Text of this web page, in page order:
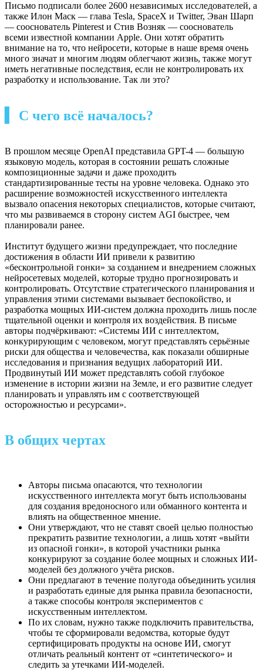
Письмо подписали более 2600 независимых исследователей, а
также Илон Маск — глава Tesla, SpaceX и Twitter, Эван Шарп
— сооснователь Pinterest и Стив Возняк — сооснователь
всеми известной компании Apple. Они хотят обратить
внимание на то, что нейросети, которые в наше время очень
много значат и многим людям облегчают жизнь, также могут
иметь негативные последствия, если не контролировать их
разработку и использование. Так ли это?
▍ С чего всё началось?
В прошлом месяце OpenAI представила GPT-4 — большую
языковую модель, которая в состоянии решать сложные
композиционные задачи и даже проходить
стандартизированные тесты на уровне человека. Однако это
расширение возможностей искусственного интеллекта
вызвало опасения некоторых специалистов, которые считают,
что мы развиваемся в сторону систем AGI быстрее, чем
планировали ранее.
Институт будущего жизни предупреждает, что последние
достижения в области ИИ привели к развитию
«бесконтрольной гонки» за созданием и внедрением сложных
нейросетевых моделей, которые трудно прогнозировать и
контролировать. Отсутствие стратегического планирования и
управления этими системами вызывает беспокойство, и
разработка мощных ИИ-систем должна проходить лишь после
тщательной оценки и контроля их воздействия. В письме
авторы подчёркивают: «Системы ИИ с интеллектом,
конкурирующим с человеком, могут представлять серьёзные
риски для общества и человечества, как показали обширные
исследования и признания ведущих лабораторий ИИ.
Продвинутый ИИ может представлять собой глубокое
изменение в истории жизни на Земле, и его развитие следует
планировать и управлять им с соответствующей
осторожностью и ресурсами».
В общих чертах
Авторы письма опасаются, что технологии
искусственного интеллекта могут быть использованы
для создания вредоносного или обманного контента и
влиять на общественное мнение.
Они утверждают, что не ставят своей целью полностью
прекратить развитие технологии, а лишь хотят «выйти
из опасной гонки», в которой участники рынка
конкурируют за создание более мощных и сложных ИИ-
моделей без должного учёта рисков.
Они предлагают в течение полугода объединить усилия
и разработать единые для рынка правила безопасности,
а также способы контроля экспериментов с
искусственным интеллектом.
По их словам, нужно также подключить правительства,
чтобы те сформировали ведомства, которые будут
сертифицировать продукты на основе ИИ, смогут
отличать реальный контент от «синтетического» и
следить за утечками ИИ-моделей.